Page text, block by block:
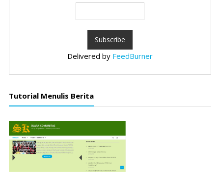
Delivered by FeedBurner
Tutorial Menulis Berita